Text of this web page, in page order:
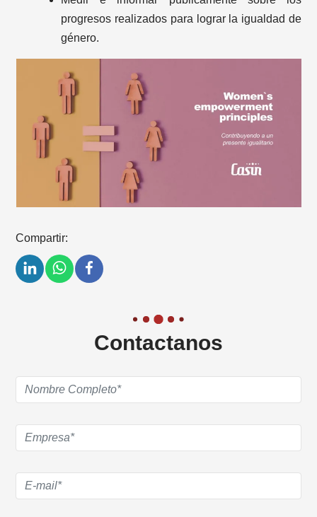
progresos realizados para lograr la igualdad de
género.
Compartir:
Contactanos